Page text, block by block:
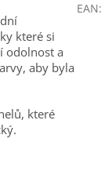
které si
odolnost a
aby byla
které
EAN: